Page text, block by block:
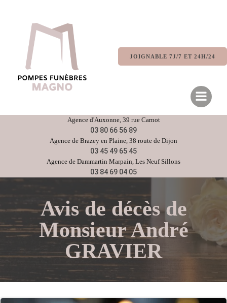
JOIGNABLE 7J/7 ET 24H/24
Agence d'Auxonne, 39 rue Carnot
03 80 66 56 89
Agence de Brazey en Plaine, 38 route de Dijon
03 45 49 65 45
Agence de Dammartin Marpain, Les Neuf Sillons
03 84 69 04 05
Avis de décès de
Monsieur André
GRAVIER